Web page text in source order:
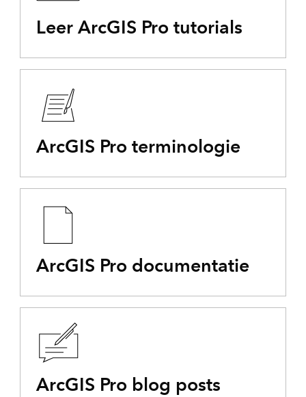
Leer ArcGIS Pro tutorials
ArcGIS Pro terminologie
ArcGIS Pro documentatie
ArcGIS Pro blog posts